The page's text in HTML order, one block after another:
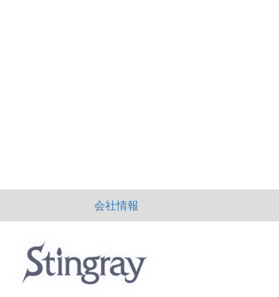
会社情報